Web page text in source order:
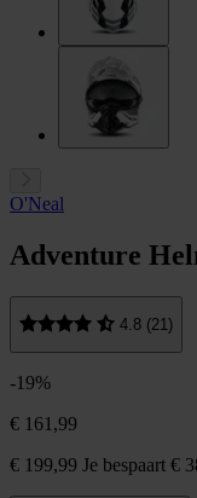
O'Neal
Adventure
4.8 (21)
-19%
€ 161,99
€ 199,99 Je bespaart €